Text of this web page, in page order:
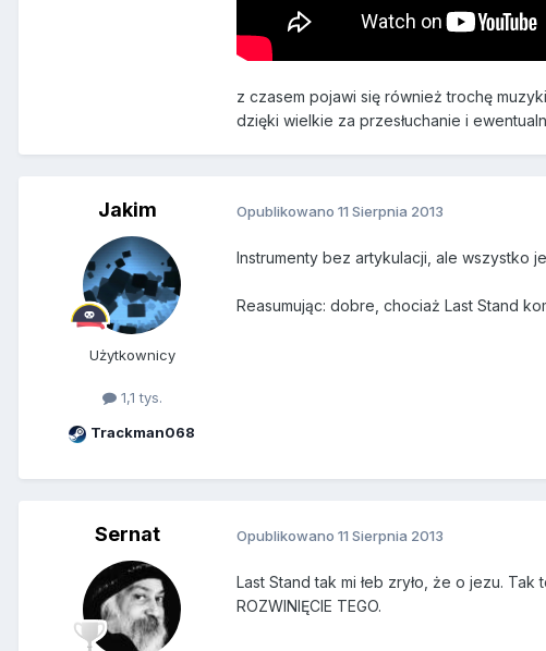
z czasem pojawi się również trochę
dzięki wielkie za przesłuchanie i
Jakim
Użytkownicy
1,1 tys.
Trackman068
Opublikowano 11 Sierpnia 2013
Instrumenty bez artykulacji, ale wszystko
Reasumując: dobre, chociaż Last Stand
Sernat Opublikowano 11 Sierpnia 2013
Last Stand tak mi łeb zryło, że o jezu.
ROZWINIĘCIE TEGO.